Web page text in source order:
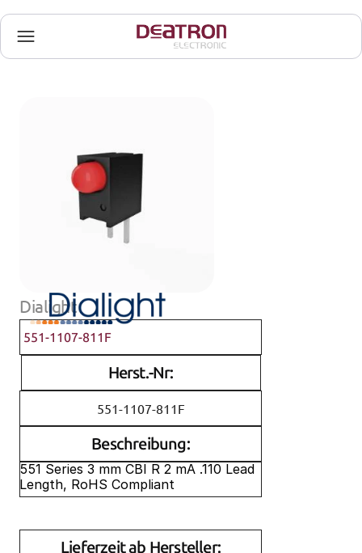
Dialight
551-1107-811F
Herst.-Nr:
551-1107-811F
Beschreibung:
551 Series 3 mm CBI R 2 mA .110 Lead
Length, RoHS Compliant
Lieferzeit ab Hersteller: